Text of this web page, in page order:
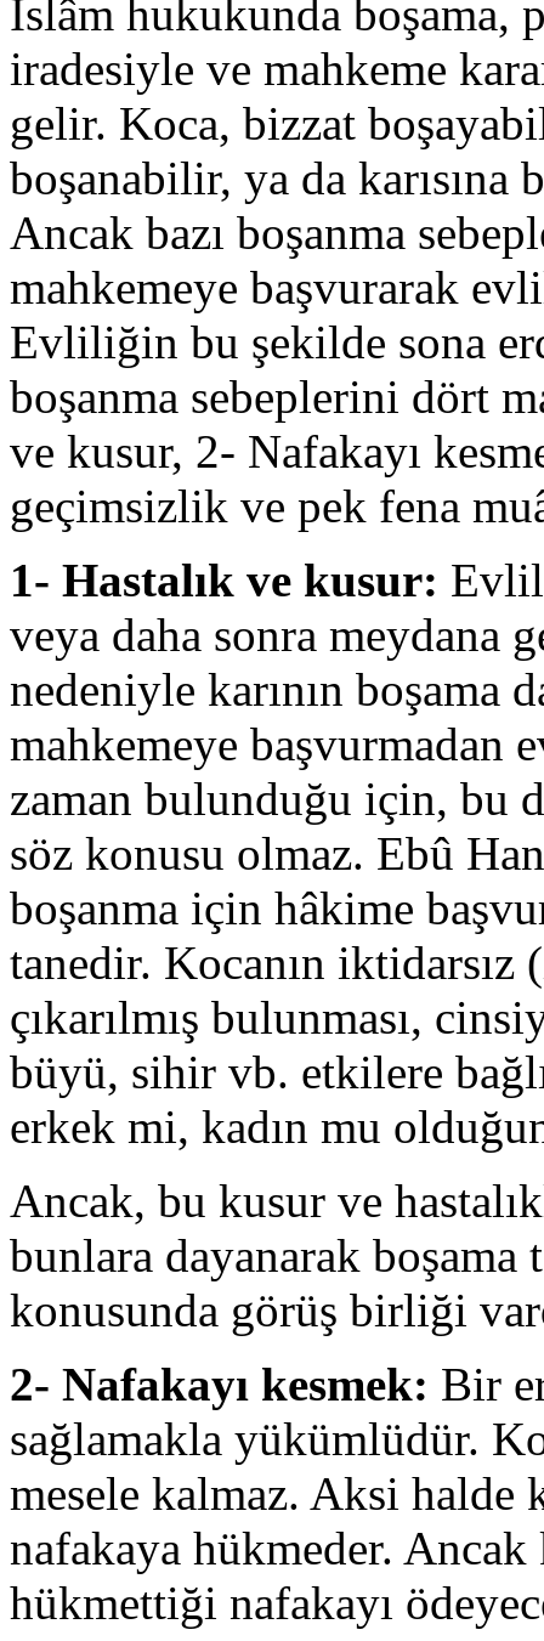
İslâm hukukunda boşama,
iradesiyle ve mahkeme
gelir. Koca, bizzat
boşanabilir, ya da
Ancak bazı boşanma
mahkemeye başvurarak
Evliliğin bu şekilde sona
boşanma sebeplerini dört
ve kusur, 2- Nafakayı
geçimsizlik ve pek fena
1- Hastalık ve kusur:
veya daha sonra meydana
nedeniyle karının boşama
mahkemeye başvurmadan
zaman bulunduğu için, bu
söz konusu olmaz. Ebû
boşanma için hâkime
tanedir. Kocanın
çıkarılmış bulunması,
büyü, sihir vb. etkilere
erkek mi, kadın mu
Ancak, bu kusur ve
bunlara dayanarak boşama
konusunda görüş birliği
2- Nafakayı kesmek: Bir
sağlamakla yükümlüdür.
mesele kalmaz. Aksi halde
nafakaya hükmeder.
hükmettiği nafakayı